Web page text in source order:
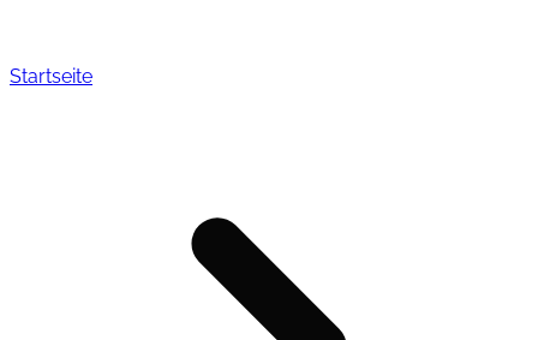
Startseite